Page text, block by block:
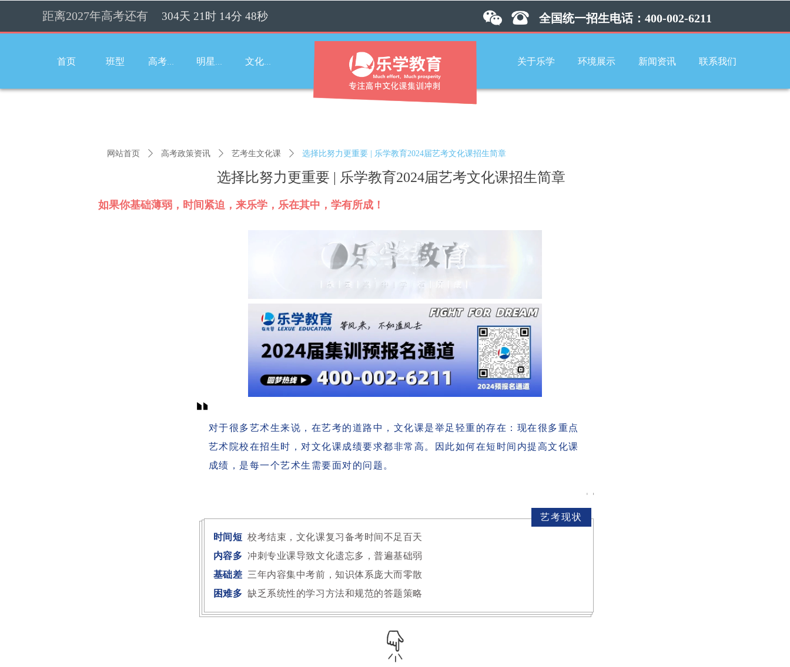
距离2027年高考还有 全国统一招生电话：400-002-6211
304天 21 时 14分 47秒
首页 班型 高考辉煌 明星学员 文化课冲刺 关于乐学 环境展示 新闻资讯 联系我们
选择比努力更重要 | 乐学教育2024届艺考文化课招生简章
对于很多艺术生来说，在艺考的道路中，文化课是举足轻重的存在：现在很多重点
艺术院校在招生时，对文化课成绩要求都非常高。因此如何在短时间内提高文化课
成绩，是每一个艺术生需要面对的问题。
艺考现状
时间短校考结束，文化课复习备考时间不足百天
内容多冲刺专业课导致文化遗忘多，普遍基础弱
基础差 三年内容集中考前，知识体系庞大而零散
困难多缺乏系统性的学习方法和规范的答题策略
如果你基础薄弱，时间紧迫，来乐学，乐在其中，学有所成！
网站首页 ꄲ 高考政策资讯 ꄲ 艺考生文化课 ꄲ 选择比努力更重要 | 乐学教育2024届艺考文化课招生简章